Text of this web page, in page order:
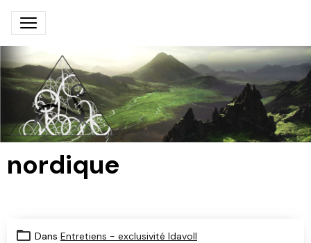
nordique
Dans Entretiens - exclusivité Idavoll